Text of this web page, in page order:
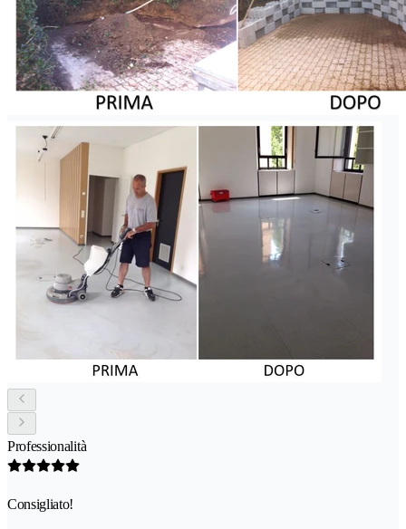
Professionalità
Consigliato!